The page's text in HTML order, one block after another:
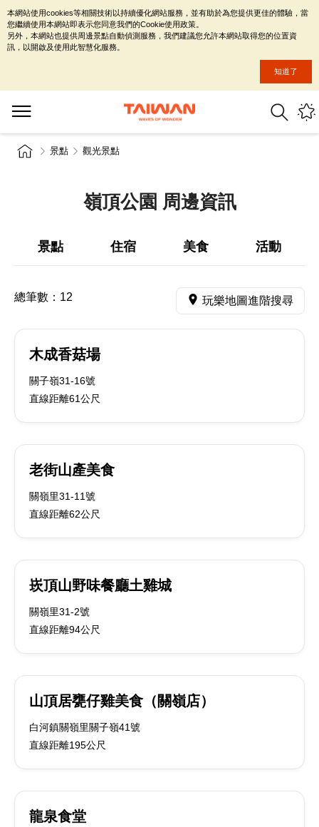
景點 觀光景點
嶺頂公園 周邊資訊
景點 住宿 美食 活動
總筆數： 12 玩樂地圖進階搜尋
木成香菇場
關子嶺31-16號
直線距離61公尺
老街山產美食
關嶺里31-11號
直線距離62公尺
崁頂山野味餐廳土雞城
關嶺里31-2號
直線距離94公尺
山頂居甕仔雞美食（關嶺店）
白河鎮關嶺里關子嶺41號
直線距離195公尺
龍泉食堂
本網站使用cookies等相關技術以持續優化網站服務，並有助於為您提供更佳的體驗，當
您繼續使用本網站即表示您同意我們的Cookie使用政策。
另外，本網站也提供周邊景點自動偵測服務，我們建議您允許本網站取得您的位置資
訊，以開啟及使用此智慧化服務。
知道了